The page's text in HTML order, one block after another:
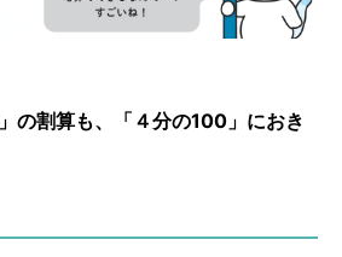
の割算も、「４分の100」におき